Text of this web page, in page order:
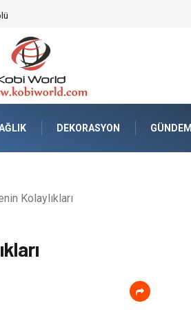
DEKORASYON GÜNDEM
Kolaylıkları